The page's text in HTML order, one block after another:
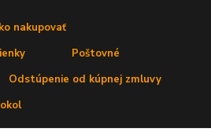
nakupovať
Poštovné
Odstúpenie od kúpnej zmluvy